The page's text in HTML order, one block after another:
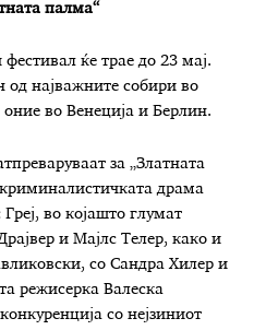
палма“
ќе трае до 23 мај.
од најважните собири во
во Венеција и Берлин.
за „Златната
драма
во којашто глумат
и Мајлс Телер, како и
со Сандра Хилер и
режисерка Валеска
со нејзиниот